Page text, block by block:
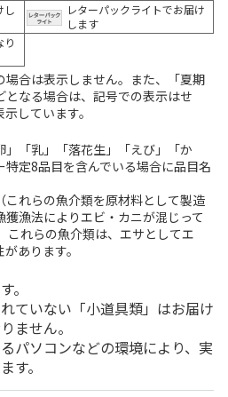
し
レターパックライトでお届け
します
り
場合は表示しません。また、「夏期
なる場合は、記号での表示はせ
しています。
「乳」「落花生」「えび」「か
定8品目を含んでいる場合に品目名
れらの魚介類を原材料として製造
漁法によりエビ・カニが混じって
これらの魚介類は、エサとしてエ
あります。
。
ていない「小道具類」はお届け
ません。
パソコンなどの環境により、実
す。